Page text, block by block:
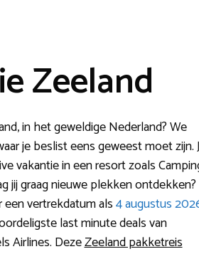
Zeeland
in het geweldige Nederland? We
je beslist eens geweest moet zijn.
vakantie in een resort zoals
jij graag nieuwe plekken ontdekken?
vertrekdatum als4 augustus
last minute deals van
Airlines. DezeZeeland pakketreis